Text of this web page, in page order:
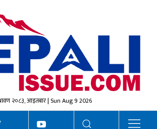
२०८३, आइतबार | Sun Aug 9 2026